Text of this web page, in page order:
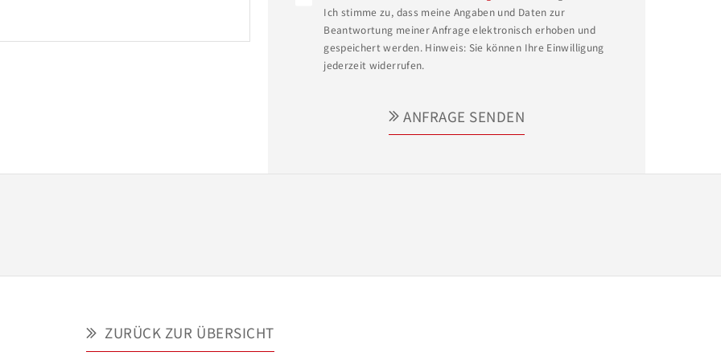
harmonisch in das bestehende
Ich stimme zu, dass meine Angaben und Daten zur
Beantwortung meiner Anfrage elektronisch erhoben und
gespeichert werden. Hinweis: Sie können Ihre Einwilligung
jederzeit widerrufen.
ANFRAGE SENDEN
ZURÜCK ZUR ÜBERSICHT